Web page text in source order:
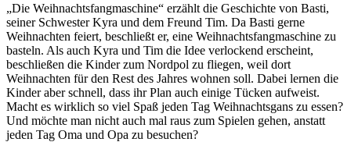
„Die Weihnachtsfangmaschine“ erzählt die Geschichte von Basti,
seiner Schwester Kyra und dem Freund Tim. Da Basti gerne
Weihnachten feiert, beschließt er, eine Weihnachtsfangmaschine zu
basteln. Als auch Kyra und Tim die Idee verlockend erscheint,
beschließen die Kinder zum Nordpol zu fliegen, weil dort
Weihnachten für den Rest des Jahres wohnen soll. Dabei lernen die
Kinder aber schnell, dass ihr Plan auch einige Tücken aufweist.
Macht es wirklich so viel Spaß jeden Tag Weihnachtsgans zu essen?
Und möchte man nicht auch mal raus zum Spielen gehen, anstatt
jeden Tag Oma und Opa zu besuchen?